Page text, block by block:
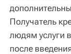
Получатель
людям услуги
после